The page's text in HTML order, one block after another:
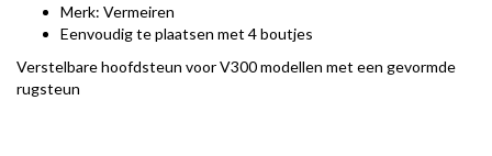
Merk: Vermeiren
Eenvoudig te plaatsen met 4 boutjes
Verstelbare hoofdsteun voor V300 modellen met een gevormde
rugsteun